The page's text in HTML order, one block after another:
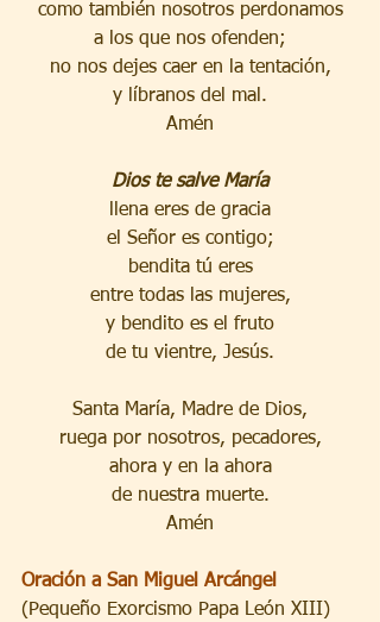
como también nosotros perdonamos
a los que nos ofenden;
no nos dejes caer en la tentación,
y líbranos del mal.
Amén
Dios te salve María
llena eres de gracia
el Señor es contigo;
bendita tú eres
entre todas las mujeres,
y bendito es el fruto
de tu vientre, Jesús.
Santa María, Madre de Dios,
ruega por nosotros, pecadores,
ahora y en la ahora
de nuestra muerte.
Amén
Oración a San Miguel Arcángel
(Pequeño Exorcismo Papa León XIII)